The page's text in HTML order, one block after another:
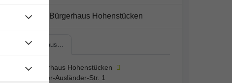
Kursort: Bürgerhaus Hohenstücken
Bürgerhaus…
Bürgerhaus Hohenstücken
Walther-Ausländer-Str. 1